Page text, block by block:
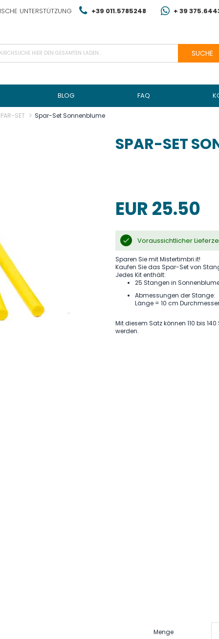
UNTERSTÜTZUNG +39 011.5785248 + 39
SUCHE
BLOG FAQ
SET Spar-Set Sonnenblume
SPAR-SET
EUR 25.50
Voraussichtlicher
Sparen Sie mit Mistertimbri.it!
Kaufen Sie das Spar-Set von
Jedes Kit enthält:
25 Stangen in
Abmessungen der Stange:
Länge = 10 cm
Mit diesem Satz können 110 bis
werden.
Menge